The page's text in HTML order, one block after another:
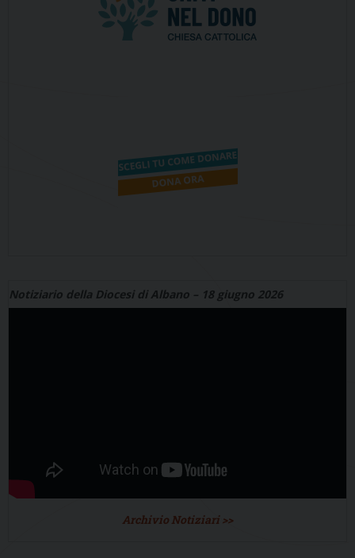
Notiziario della Diocesi di Albano – 18 giugno 2026
Archivio Notiziari >>